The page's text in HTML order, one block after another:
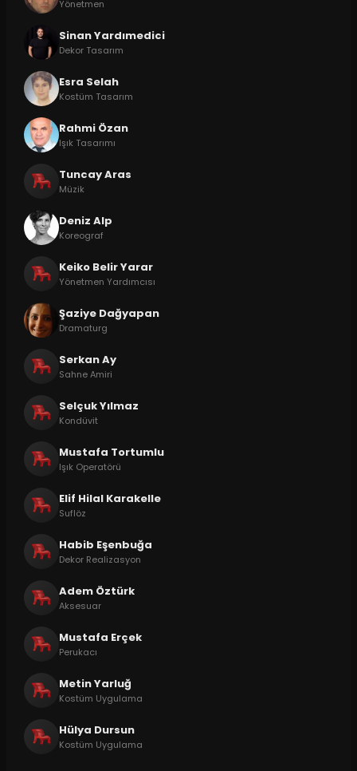
Yönetmen
Sinan Yardımedici
Dekor Tasarım
Esra Selah
Kostüm Tasarım
Rahmi Özan
Işık Tasarımı
Tuncay Aras
Müzik
Deniz Alp
Koreograf
Keiko Belir Yarar
Yönetmen Yardımcısı
Şaziye Dağyapan
Dramaturg
Serkan Ay
Sahne Amiri
Selçuk Yılmaz
Kondüvit
Mustafa Tortumlu
Işık Operatörü
Elif Hilal Karakelle
Suflöz
Habib Eşenbuğa
Dekor Realizasyon
Adem Öztürk
Aksesuar
Mustafa Erçek
Perukacı
Metin Yarluğ
Kostüm Uygulama
Hülya Dursun
Kostüm Uygulama